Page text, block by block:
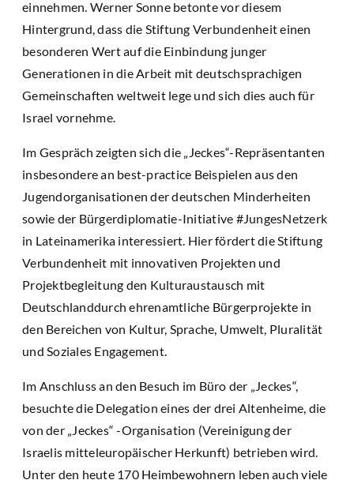
einnehmen. Werner Sonne betonte vor diesem
Hintergrund, dass die Stiftung Verbundenheit einen
besonderen Wert auf die Einbindung junger
Generationen in die Arbeit mit deutschsprachigen
Gemeinschaften weltweit lege und sich dies auch für
Israel vornehme.
Im Gespräch zeigten sich die „Jeckes“-Repräsentanten
insbesondere an best-practice Beispielen aus den
Jugendorganisationen der deutschen Minderheiten
sowie der Bürgerdiplomatie-Initiative #JungesNetzerk
in Lateinamerika interessiert. Hier fördert die Stiftung
Verbundenheit mit innovativen Projekten und
Projektbegleitung den Kulturaustausch mit
Deutschlanddurch ehrenamtliche Bürgerprojekte in
den Bereichen von Kultur, Sprache, Umwelt, Pluralität
und Soziales Engagement.
Im Anschluss an den Besuch im Büro der „Jeckes“,
besuchte die Delegation eines der drei Altenheime, die
von der „Jeckes“ -Organisation (Vereinigung der
Israelis mitteleuropäischer Herkunft) betrieben wird.
Unter den heute 170 Heimbewohnern leben auch viele